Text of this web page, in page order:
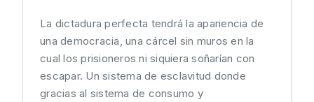
La dictadura perfecta tendrá la apariencia de
una democracia, una cárcel sin muros en la
cual los prisioneros ni siquiera soñarían con
escapar. Un sistema de esclavitud donde
gracias al sistema de consumo y